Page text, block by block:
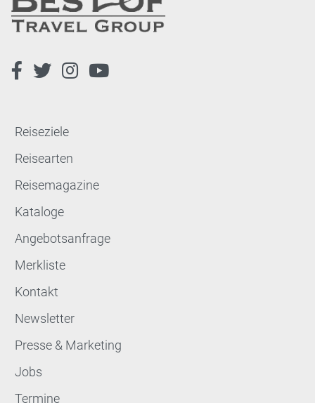
Reiseziele
Reisearten
Reisemagazine
Kataloge
Angebotsanfrage
Merkliste
Kontakt
Newsletter
Presse & Marketing
Jobs
Termine